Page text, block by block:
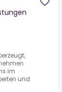
im
und